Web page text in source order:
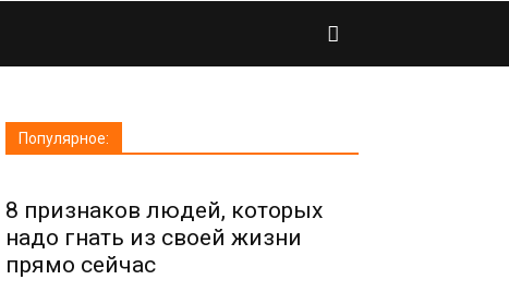
Популярное:
8 признаков людей, которых
надо гнать из своей жизни
прямо сейчас